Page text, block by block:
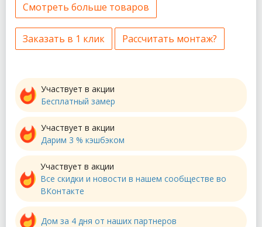
Смотреть больше товаров
Заказать в 1 клик Рассчитать монтаж?
Участвует в акции
Бесплатный замер
Участвует в акции
Дарим 3 % кэшбэком
Участвует в акции
Все скидки и новости в нашем сообществе во
ВКонтакте
Дом за 4 дня от наших партнеров